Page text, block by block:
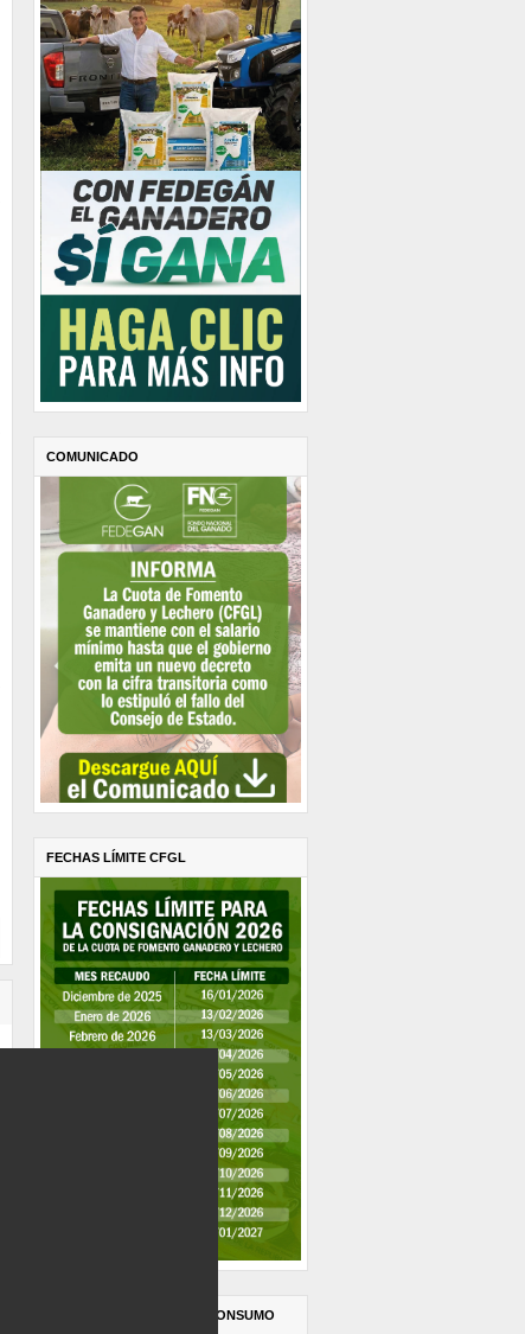
COMUNICADO
FECHAS LÍMITE CFGL
CAMPAÑA FOMENTO AL CONSUMO